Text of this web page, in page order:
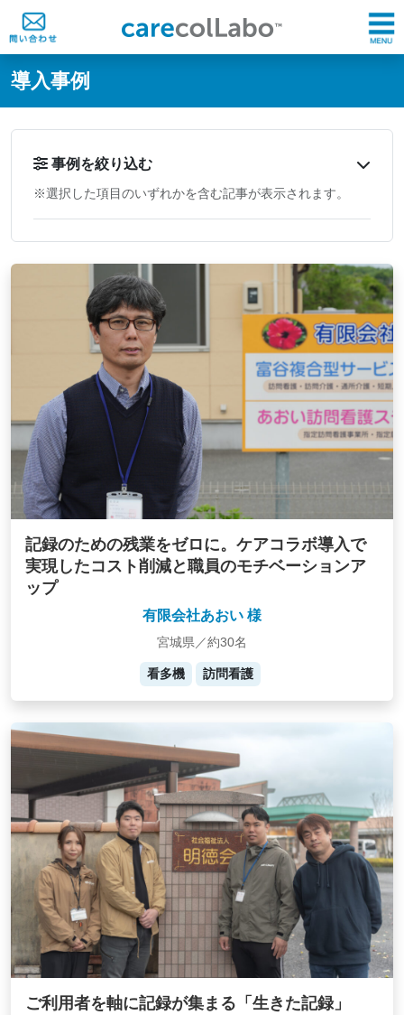
@ -0,0 +1,60 @@
導入事例
事例を絞り込む
※選択した項目のいずれかを含む記事が表示されます。
記録のための残業をゼロに。ケアコラボ導入で
実現したコスト削減と職員のモチベーションア
ップ
有限会社あおい 様
宮城県／約30名
看多機 訪問看護
ご利用者を軸に記録が集まる「生きた記録」